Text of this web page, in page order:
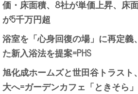
価・床面積、8社が単価上昇、床
が5千万円超
浴室を「心身回復の場」に再定義
た新入浴法を提案=PHS
旭化成ホームズと世田谷トラス
大へ=ガーデンカフェ「ときそら